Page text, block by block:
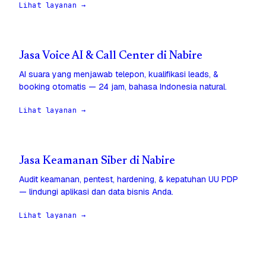
Lihat layanan →
Jasa Voice AI & Call Center di Nabire
AI suara yang menjawab telepon, kualifikasi leads, &
booking otomatis — 24 jam, bahasa Indonesia natural.
Lihat layanan →
Jasa Keamanan Siber di Nabire
Audit keamanan, pentest, hardening, & kepatuhan UU PDP
— lindungi aplikasi dan data bisnis Anda.
Lihat layanan →